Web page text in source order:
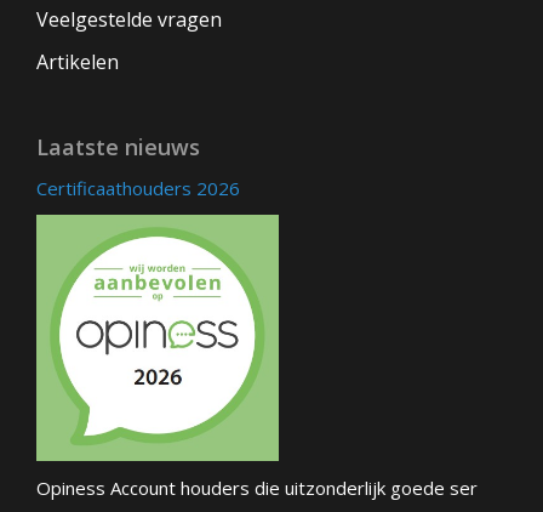
Veelgestelde vragen
Artikelen
Laatste nieuws
Certificaathouders 2026
Opiness Account houders die uitzonderlijk goede ser